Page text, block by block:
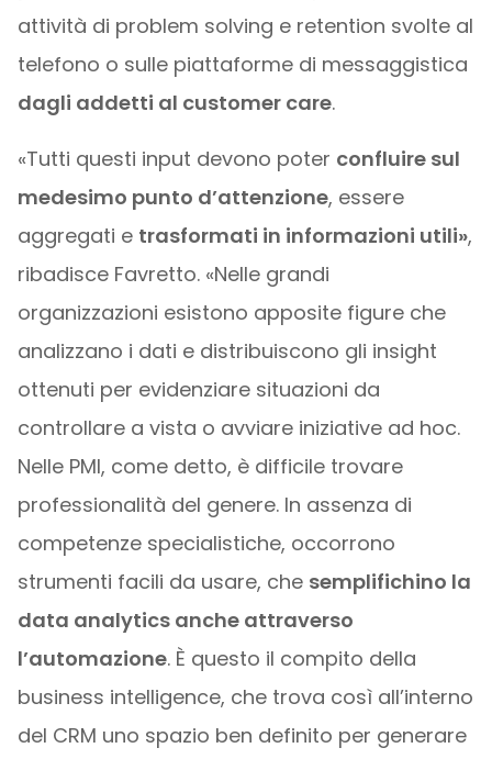
attività di problem solving e retention svolte al
telefono o sulle piattaforme di messaggistica
dagli addetti al customer care.
«Tutti questi input devono poter confluire sul
medesimo punto d’attenzione, essere
aggregati e trasformati in informazioni utili»,
ribadisce Favretto. «Nelle grandi
organizzazioni esistono apposite figure che
analizzano i dati e distribuiscono gli insight
ottenuti per evidenziare situazioni da
controllare a vista o avviare iniziative ad hoc.
Nelle PMI, come detto, è difficile trovare
professionalità del genere. In assenza di
competenze specialistiche, occorrono
strumenti facili da usare, che semplifichino la
data analytics anche attraverso
l’automazione. È questo il compito della
business intelligence, che trova così all’interno
del CRM uno spazio ben definito per generare